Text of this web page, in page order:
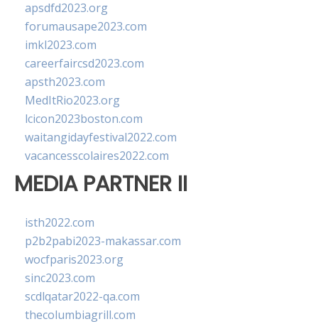
apsdfd2023.org
forumausape2023.com
imkl2023.com
careerfaircsd2023.com
apsth2023.com
MedItRio2023.org
lcicon2023boston.com
waitangidayfestival2022.com
vacancesscolaires2022.com
MEDIA PARTNER II
isth2022.com
p2b2pabi2023-makassar.com
wocfparis2023.org
sinc2023.com
scdlqatar2022-qa.com
thecolumbiagrill.com